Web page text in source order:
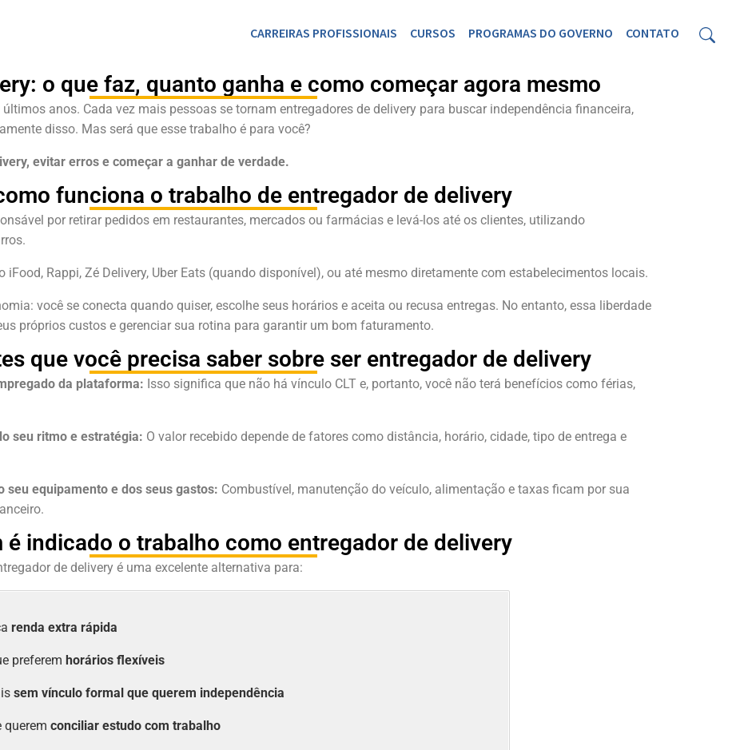
CARREIRAS PROFISSIONAIS CURSOS PROGRAMAS DO GOVERNO CONTATO
o que faz, quanto ganha e como começar agora mesmo
anos. Cada vez mais pessoas se tornam entregadores de delivery para buscar independência financeira,
disso. Mas será que esse trabalho é para você?
evitar erros e começar a ganhar de verdade.
funciona o trabalho de entregador de delivery
por retirar pedidos em restaurantes, mercados ou farmácias e levá-los até os clientes, utilizando
Rappi, Zé Delivery, Uber Eats (quando disponível), ou até mesmo diretamente com estabelecimentos locais.
você se conecta quando quiser, escolhe seus horários e aceita ou recusa entregas. No entanto, essa liberdade
próprios custos e gerenciar sua rotina para garantir um bom faturamento.
que você precisa saber sobre ser entregador de delivery
da plataforma: Isso significa que não há vínculo CLT e, portanto, você não terá benefícios como férias,
seu ritmo e estratégia: O valor recebido depende de fatores como distância, horário, cidade, tipo de entrega e
seu equipamento e dos seus gastos: Combustível, manutenção do veículo, alimentação e taxas ficam por sua
é indicado o trabalho como entregador de delivery
de delivery é uma excelente alternativa para:
renda extra rápida
preferem horários flexíveis
sem vínculo formal que querem independência
querem conciliar estudo com trabalho